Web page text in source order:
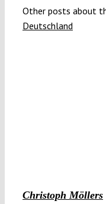
Other posts about
Deutschland
Christoph Möllers